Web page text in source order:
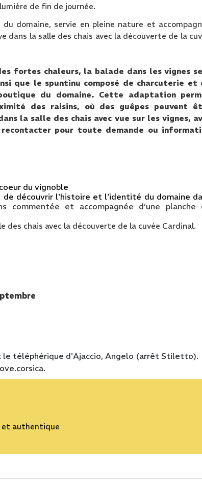
de fin de journée.
domaine, servie en pleine nature et
dans la salle des chais avec la découverte de la
fortes chaleurs, la balade dans les vignes
que le spuntinu composé de charcuterie et
du domaine. Cette adaptation
des raisins, où des guêpes peuvent
la salle des chais avec vue sur les vignes,
pour toute demande ou
du vignoble
de découvrir l'histoire et l'identité du domaine
commentée et accompagnée d’une planche
des chais avec la découverte de la cuvée Cardinal.
le téléphérique d'Ajaccio, Angelo (arrêt Stiletto).
et authentique